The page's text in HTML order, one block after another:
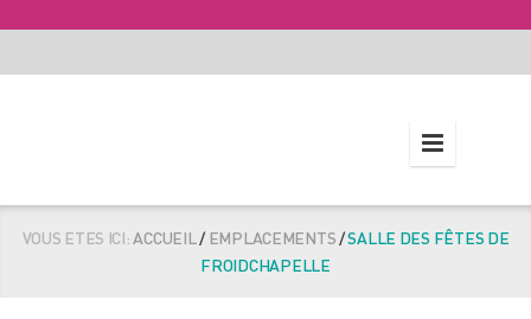
VOUS ETES ICI:ACCUEIL/EMPLACEMENTS/SALLE DES FÊTES DE
FROIDCHAPELLE